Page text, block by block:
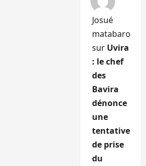
Josué
matabaro
sur Uvira
: le chef
des
Bavira
dénonce
une
tentative
de prise
du